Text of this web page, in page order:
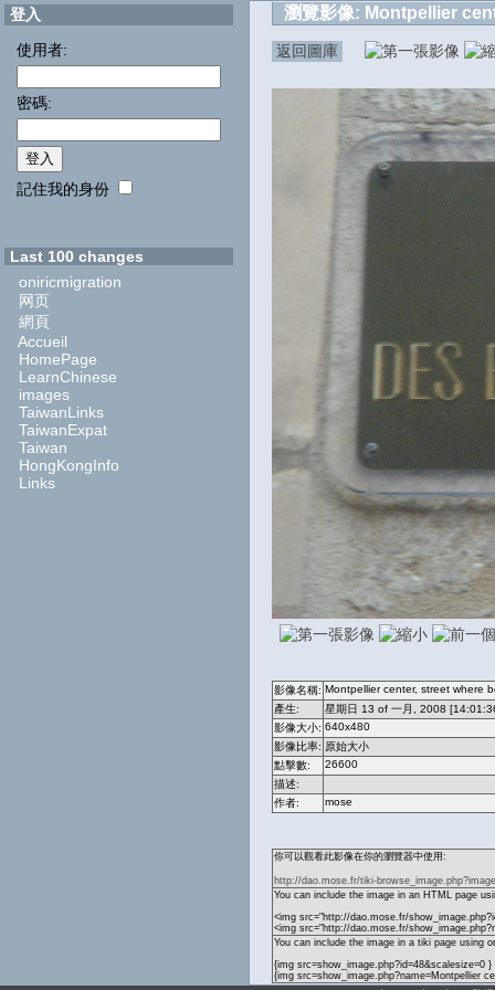
登入
使用者:
密碼:
記住我的身份
Last 100 changes
oniricmigration
网页
網頁
Accueil
HomePage
LearnChinese
images
TaiwanLinks
TaiwanExpat
Taiwan
HongKongInfo
Links
瀏覽影像: Montpellier
返回圖庫
影像名稱: Montpellier center, street where
產生:
星期日 13 of 一月, 2008
影像大小: 640x480
影像比率: 原始大小
點擊數:
26600
描述:
作者:
mose
你可以觀看此影像在你的瀏覽器中使用:
http://dao.mose.fr/tiki-
You can include the image in an HTML page
<img src="http://dao.mose.fr/
<img src="http://dao.mose.fr/
You can include the image in a tiki page using
{img src=show_image.php?id=48&scalesize=0 }
{img src=show_image.php?name=Montpellier